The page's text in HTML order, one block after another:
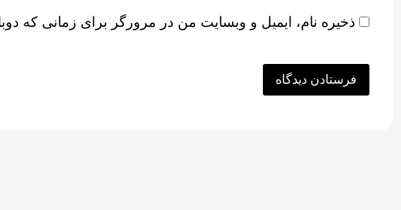
ذخیره نام، ایمیل و وبسایت من در مرورگر برای زمانی که